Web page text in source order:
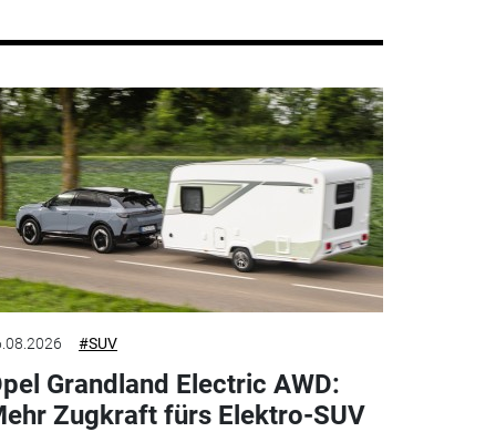
#SUV
Grandland Electric AWD:
Zugkraft fürs Elektro-SUV